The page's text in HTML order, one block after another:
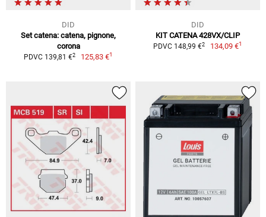
DID
Set catena: catena, pignone,
corona
PDVC 139,81 €2 125,83 €1
DID
KIT CATENA 428VX/CLIP
PDVC 148,99 €2 134,09 €1